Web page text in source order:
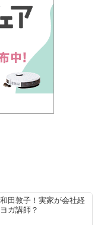
田敦子！実家が会社経
ガ講師？